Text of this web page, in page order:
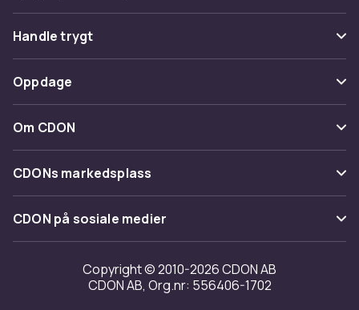
Vanlige spørsmål
Spor pakke
Angre & returner her
Kontakt oss
Handle trygt
Betaling
Levering
Tilbakekallinger
Oppdage
Kategorier
Varemerker
Om CDON
Om oss
Kundeanmeldelser
Jobbe på CDON
Investor relations
Tilgjengelighet
CDONs markedsplass
Merchant Help Center
CDON på sosiale medier
Copyright © 2010-2026 CDON AB
CDON AB, Org.nr: 556406-1702